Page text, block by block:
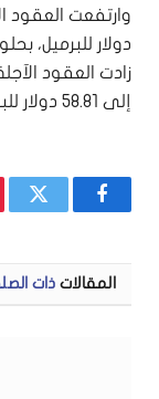
إلى 58.81 دولار للبرميل.
فيسبوكتويتر
المقالات ذات